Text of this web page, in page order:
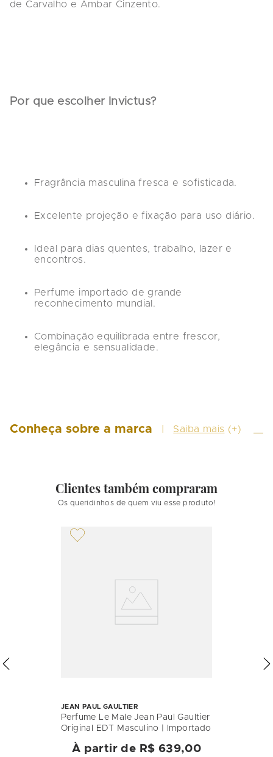
de Carvalho e Âmbar Cinzento.
Por que escolher Invictus?
Fragrância masculina fresca e sofisticada.
Excelente projeção e fixação para uso diário.
Ideal para dias quentes, trabalho, lazer e
encontros.
Perfume importado de grande
reconhecimento mundial.
Combinação equilibrada entre frescor,
elegância e sensualidade.
Conheça sobre a marca Saiba mais (+)
Clientes também compraram
Os queridinhos de quem viu esse produto!
JEAN PAUL GAULTIER
Perfume Le Male Jean Paul Gaultier
Original EDT Masculino | Importado
À partir de R$ 639,00